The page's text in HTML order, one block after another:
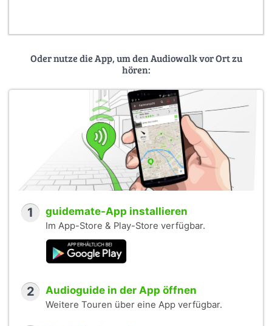
Oder nutze die App, um den Audiowalk vor Ort zu
hören:
1 guidemate-App installieren
Im App-Store & Play-Store verfügbar.
2 Audioguide in der App öffnen
Weitere Touren über eine App verfügbar.